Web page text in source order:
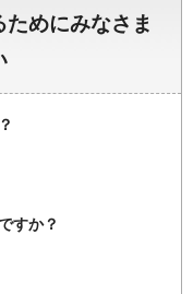
めにみなさま
すか？